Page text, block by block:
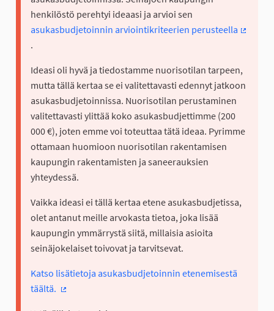
henkilöstö perehtyi ideaasi ja arvioi sen
asukasbudjetoinnin arviointikriteerien perusteella
.
Ideasi oli hyvä ja tiedostamme nuorisotilan tarpeen,
mutta tällä kertaa se ei valitettavasti edennyt jatkoon
asukasbudjetoinnissa. Nuorisotilan perustaminen
valitettavasti ylittää koko asukasbudjettimme (200
000 €), joten emme voi toteuttaa tätä ideaa. Pyrimme
ottamaan huomioon nuorisotilan rakentamisen
kaupungin rakentamisten ja saneerauksien
yhteydessä.
Vaikka ideasi ei tällä kertaa etene asukasbudjetissa,
olet antanut meille arvokasta tietoa, joka lisää
kaupungin ymmärrystä siitä, millaisia asioita
seinäjokelaiset toivovat ja tarvitsevat.
Katso lisätietoja asukasbudjetoinnin etenemisestä
täältä.